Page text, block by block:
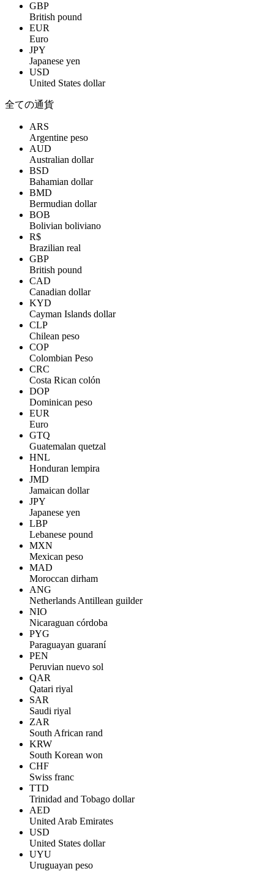
GBP
British pound
EUR
Euro
JPY
Japanese yen
USD
United States dollar
全ての通貨
ARS
Argentine peso
AUD
Australian dollar
BSD
Bahamian dollar
BMD
Bermudian dollar
BOB
Bolivian boliviano
R$
Brazilian real
GBP
British pound
CAD
Canadian dollar
KYD
Cayman Islands dollar
CLP
Chilean peso
COP
Colombian Peso
CRC
Costa Rican colón
DOP
Dominican peso
EUR
Euro
GTQ
Guatemalan quetzal
HNL
Honduran lempira
JMD
Jamaican dollar
JPY
Japanese yen
LBP
Lebanese pound
MXN
Mexican peso
MAD
Moroccan dirham
ANG
Netherlands Antillean guilder
NIO
Nicaraguan córdoba
PYG
Paraguayan guaraní
PEN
Peruvian nuevo sol
QAR
Qatari riyal
SAR
Saudi riyal
ZAR
South African rand
KRW
South Korean won
CHF
Swiss franc
TTD
Trinidad and Tobago dollar
AED
United Arab Emirates
USD
United States dollar
UYU
Uruguayan peso